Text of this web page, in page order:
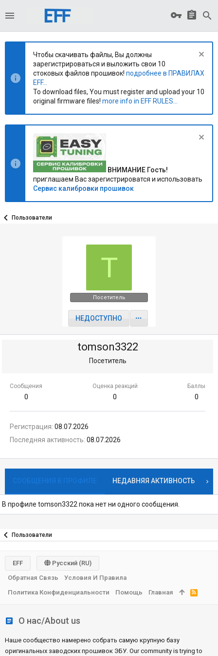
Чтобы скачивать файлы, Вы должны
зарегистрироваться и выложить свои 10
стоковых файлов прошивок! подробнее в ПРАВИЛАХ
EFF...
To download files, You must register and upload your 10
original firmware files! more info in EFF RULES...
ВНИМАНИЕ Гость!
приглашаем Вас зарегистрироватся и использовать
Сервис калибровки прошивок
Пользователи
T
Посетитель
НЕДОСТУПНО
tomson3322
Посетитель
Сообщения
0
Оценка реакций
0
Баллы
0
Регистрация 08.07.2026
Последняя активность 08.07.2026
СООБЩЕНИЯ В ПРОФИЛЕ НЕДАВНЯЯ АКТИВНОСТЬ
В профиле tomson3322 пока нет ни одного сообщения.
Пользователи
О нас/About us
Наше сообщество намерено собрать самую крупную базу
оригинальных заводских прошивок ЭБУ. Our community is trying to
EFF
Русский (RU)
Обратная Связь
Условия И Правила
Политика Конфиденциальности
Помощь Главная
R
S